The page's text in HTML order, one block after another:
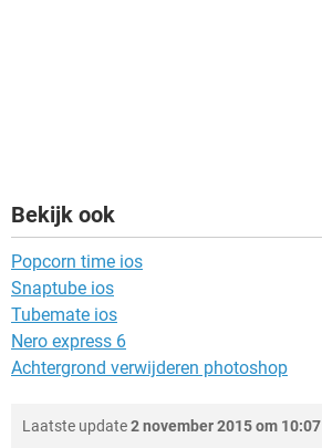
Bekijk ook
Popcorn time ios
Snaptube ios
Tubemate ios
Nero express 6
Achtergrond verwijderen photoshop
Laatste update2 november 2015 om 10:07